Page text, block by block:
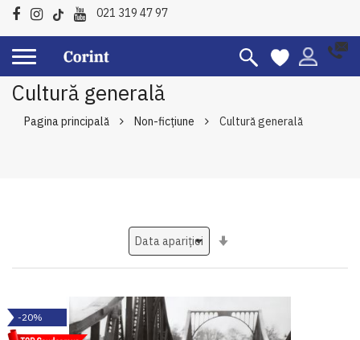
021 319 47 97
Cultură generală
Pagina principală Non-ficțiune Cultură generală
-20%